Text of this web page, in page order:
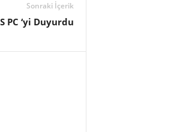
Sonraki İçerik
PC ‘yi Duyurdu